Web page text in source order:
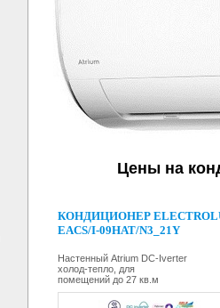
Цены на
КОНДИЦИОНЕР
EACS/I-09HAT/N3_21Y
Настенный Atrium DC-Iverter
холод-тепло, для
помещений до 27 кв.м